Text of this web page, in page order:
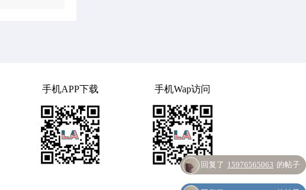
手机APP下载 手机Wap访问
回复了 15976565063 的帖子